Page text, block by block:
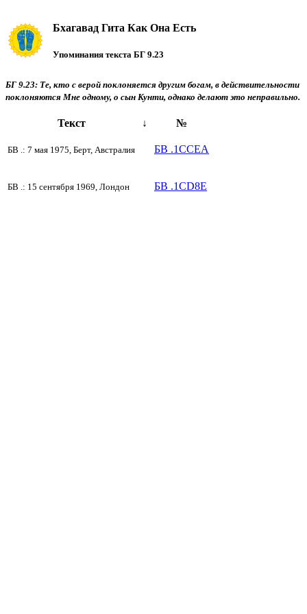
Бхагавад Гита Как Она Есть
Упоминания текста БГ 9.23
БГ 9.23: Те, кто с верой поклоняется другим богам, в действительности
поклоняются Мне одному, о сын Кунти, однако делают это неправильно.
Текст ↓ №
БВ .: 7 мая 1975, Берт, Австралия БВ .1CCEA
БВ .: 15 сентября 1969, Лондон БВ .1CD8E